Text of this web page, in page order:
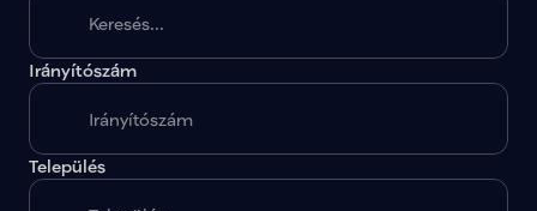
Irányítószám
Település